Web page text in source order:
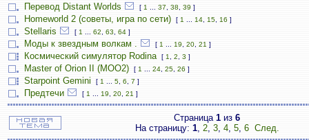
Перевод Distant Worlds [ 1 37 38 39 ]
Homeworld 2 (советы, игра по сети) [ 1 14 15 16 ]
Stellaris [ 1 62 63 64 ]
Моды к звездным волкам . [ 1 19 20 21 ]
Космический симулятор Rodina [ 1 2 3 ]
Master of Orion II (MOO2) [ 1 24 25 26 ]
Starpoint Gemini [ 1 5 6 7 ]
Предтечи [ 1 19 20 21 ]
Страница 1 из 6
На страницу: 1, 2, 3, 4, 5, 6 След.